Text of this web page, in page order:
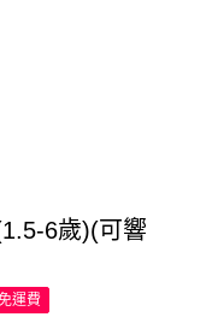
6歲)(可響
運費